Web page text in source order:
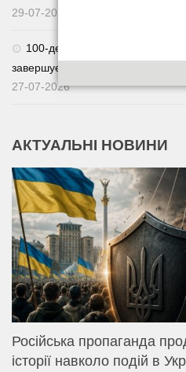
29-07-2026
100-денна програма
завершується 20 вересня 2026
27-07-2026
АКТУАЛЬНІ НОВИНИ
Російська пропаганда
історії навколо подій в